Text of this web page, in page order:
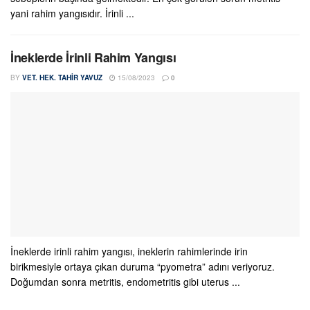
yani rahim yangısıdır. İrinli ...
İneklerde İrinli Rahim Yangısı
BY VET. HEK. TAHIR YAVUZ 15/08/2023 0
İneklerde irinli rahim yangısı, ineklerin rahimlerinde irin
birikmesiyle ortaya çıkan duruma “pyometra” adını veriyoruz.
Doğumdan sonra metritis, endometritis gibi uterus ...